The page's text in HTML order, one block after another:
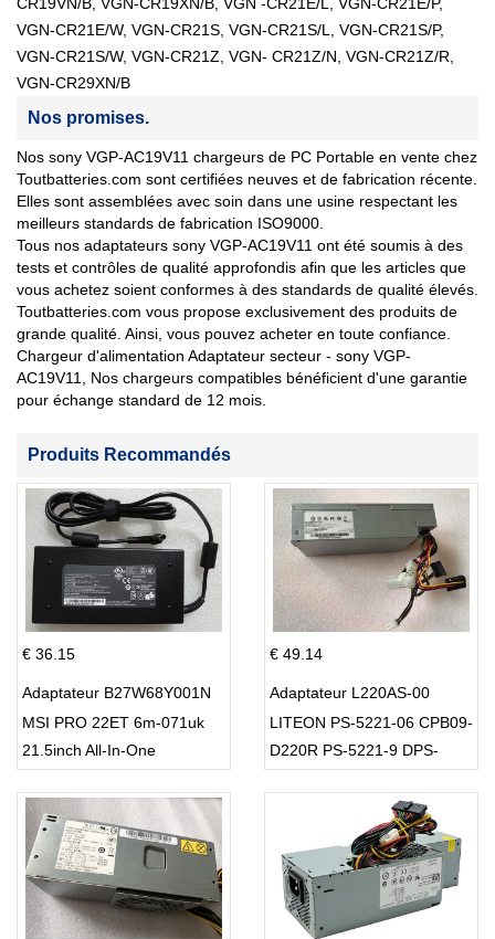
CR19VN/B, VGN-CR19XN/B, VGN -CR21E/L, VGN-CR21E/P,
VGN-CR21E/W, VGN-CR21S, VGN-CR21S/L, VGN-CR21S/P,
VGN-CR21S/W, VGN-CR21Z, VGN- CR21Z/N, VGN-CR21Z/R,
VGN-CR29XN/B
Nos promises.
Nos sony VGP-AC19V11 chargeurs de PC Portable en vente chez
Toutbatteries.com sont certifiées neuves et de fabrication récente.
Elles sont assemblées avec soin dans une usine respectant les
meilleurs standards de fabrication ISO9000.
Tous nos adaptateurs sony VGP-AC19V11 ont été soumis à des
tests et contrôles de qualité approfondis afin que les articles que
vous achetez soient conformes à des standards de qualité élevés.
Toutbatteries.com vous propose exclusivement des produits de
grande qualité. Ainsi, vous pouvez acheter en toute confiance.
Chargeur d'alimentation Adaptateur secteur - sony VGP-
AC19V11, Nos chargeurs compatibles bénéficient d'une garantie
pour échange standard de 12 mois.
Produits Recommandés
€ 36.15
Adaptateur B27W68Y001N
MSI PRO 22ET 6m-071uk
21.5inch All-In-One
€ 49.14
Adaptateur L220AS-00
LITEON PS-5221-06 CPB09-
D220R PS-5221-9 DPS-